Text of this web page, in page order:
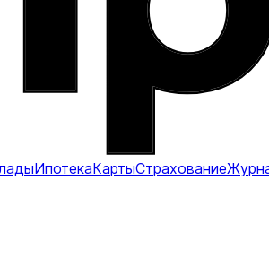
ИпотекаКартыСтрахование